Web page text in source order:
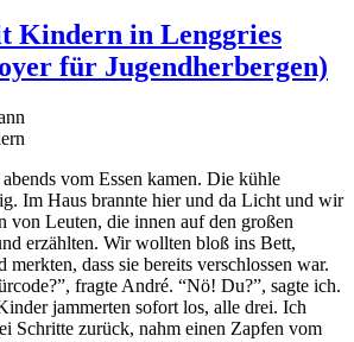
Kindern in Lenggries
für Jugendherbergen)
vom Essen kamen. Die kühle
Im Haus brannte hier und da Licht und wir
von Leuten, die innen auf den großen
erzählten. Wir wollten bloß ins Bett,
merkten, dass sie bereits verschlossen war.
fragte André. “Nö! Du?”, sagte ich.
jammerten sofort los, alle drei. Ich
Schritte zurück, nahm einen Zapfen vom